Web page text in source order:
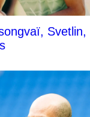
Svetlin,